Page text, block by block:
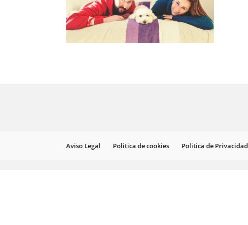
Aviso Legal Politica de cookies Politica de Privacidad